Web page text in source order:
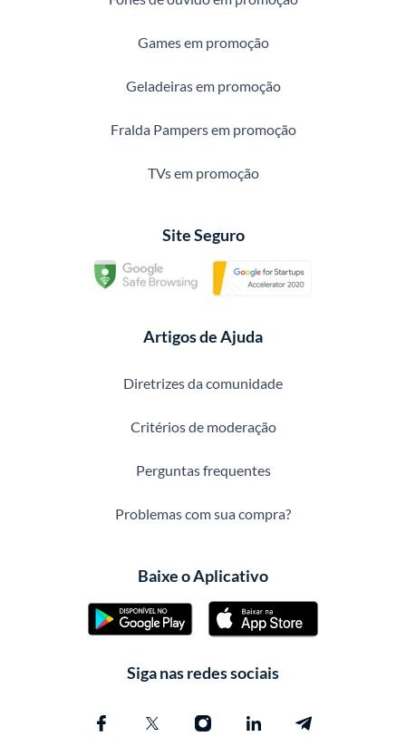
Games em promoção
Geladeiras em promoção
Fralda Pampers em promoção
TVs em promoção
Site Seguro
Artigos de Ajuda
Diretrizes da comunidade
Critérios de moderação
Perguntas frequentes
Problemas com sua compra?
Baixe o Aplicativo
Siga nas redes sociais